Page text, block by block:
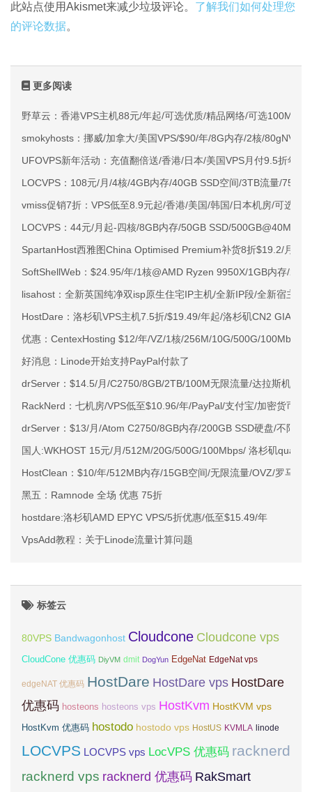
此站点使用Akismet来减少垃圾评论。 了解我们如何处理您
的评论数据。
更多阅读
野草云：香港VPS主机88元/年起/可选优质/精品网络/可选100M不
smokyhosts：挪威/加拿大/美国VPS/$90/年/8G内存/2核/
UFOVPS新年活动：充值翻倍送/香港/日本/美国VPS月付9.5折年
LOCVPS：108元/月/4核/4GB内存/40GB SSD空间/3TB流量/
vmiss促销7折：VPS低至8.9元起/香港/美国/韩国/日本机房/可选
LOCVPS：44元/月起-四核/8GB内存/50GB SSD/
SpartanHost西雅图China Optimised Premium补货8折$19.2/月起
SoftShellWeb：$24.95/年/1核@AMD Ryzen 9950X/1GB内存/
lisahost：全新英国纯净双isp原生住宅IP主机/全新IP段/全新宿主机
HostDare：洛杉矶VPS主机7.5折/$19.49/年起/洛杉矶CN2 GIA/日
优惠：CentexHosting $12/年/VZ/1核/256M/10G/500G/100Mbps
好消息：Linode开始支持PayPal付款了
drServer：$14.5/月/C2750/8GB/2TB/100M无限流量/达拉斯机房
RackNerd：七机房/VPS低至$10.96/年/PayPal/支付宝/加密货币等
drServer：$13/月/Atom C2750/8GB内存/200GB SSD硬盘/不限流
国人:WKHOST 15元/月/512M/20G/500G/100Mbps/ 洛杉矶
HostClean：$10/年/512MB内存/15GB空间/无限流量/OVZ/罗马尼
黑五：Ramnode 全场 优惠 75折
hostdare:洛杉矶AMD EPYC VPS/5折优惠/低至$15.49/年
VpsAdd教程：关于Linode流量计算问题
标签云
80VPS Bandwagonhost Cloudcone Cloudcone vps
CloudCone 优惠码 DiyVM dmit DogYun EdgeNat EdgeNat vps
edgeNAT 优惠码 HostDare HostDare vps HostDare
优惠码 hosteons hosteons vps HostKvm HostKVM vps
HostKvm 优惠码 hostodo hostodo vps HostUS KVMLA linode
LOCVPS LOCVPS vps LocVPS 优惠码 racknerd
racknerd vps racknerd 优惠码 RakSmart